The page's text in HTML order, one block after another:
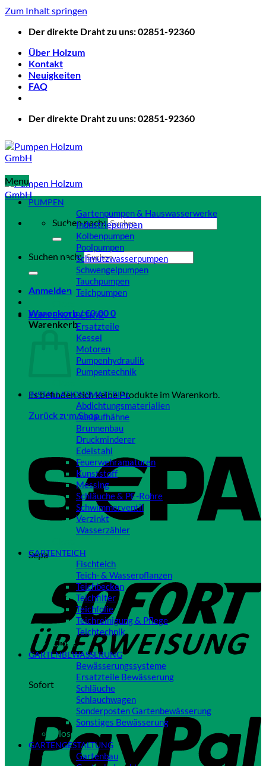
Zum Inhalt springen
Der direkte Draht zu uns: 02851-92360
Über Holzum
Kontakt
Neuigkeiten
FAQ
Der direkte Draht zu uns: 02851-92360
Suchen nach:
Suchen nach:
Anmelden
Warenkorb /€0,000
Warenkorb
Es befinden sich keine Produkte im Warenkorb.
Zurück zum Shop
Sepa
Sofort
Menu
PUMPEN
Gartenpumpen & Hauswasserwerke
Industriepumpen
Kolbenpumpen
Poolpumpen
Schmutzwasserpumpen
Schwengelpumpen
Tauchpumpen
Teichpumpen
PUMPENZUBEHÖR
Ersatzteile
Kessel
Motoren
Pumpenhydraulik
Pumpentechnik
INSTALLATIONSMATERIAL
Abdichtungsmaterialien
Auslaufhähne
Brunnenbau
Druckminderer
Edelstahl
Feuerwehramaturen
Kunststoff
Messing
Schläuche & PE-Rohre
Schwimmerventil
Verzinkt
Wasserzähler
GARTENTEICH
Fischteich
Teich- & Wasserpflanzen
Teichbecken
Teichfilter
Teichfolie
Teichreinigung & Pflege
Teichtechnik
Close
GARTENBEWÄSSERUNG
Bewässerungssysteme
Ersatzteile Bewässerung
Schläuche
Schlauchwagen
Sonderposten Gartenbewässerung
Sonstiges Bewässerung
Close
GARTENGESTALTUNG
Gartenbau